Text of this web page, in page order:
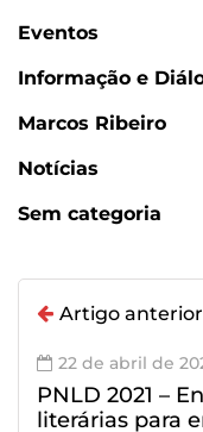
Eventos
Informação e
Marcos Ribeiro
Notícias
Sem categoria
Artigo anterior
22 de abril de
PNLD 2021 –
literárias para